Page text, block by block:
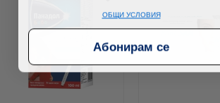
ОБЩИ УСЛОВИЯ
Абонирам се